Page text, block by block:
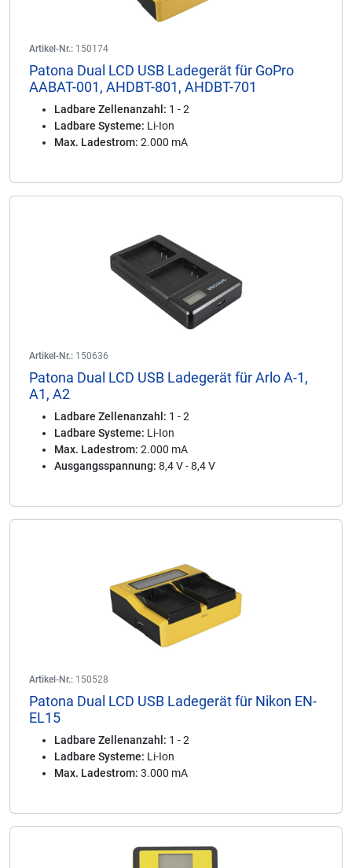
Artikel-Nr.: 150174
Patona Dual LCD USB Ladegerät für GoPro
AABAT-001, AHDBT-801, AHDBT-701
Ladbare Zellenanzahl: 1 - 2
Ladbare Systeme: Li-Ion
Max. Ladestrom: 2.000 mA
Artikel-Nr.: 150636
Patona Dual LCD USB Ladegerät für Arlo A-1,
A1, A2
Ladbare Zellenanzahl: 1 - 2
Ladbare Systeme: Li-Ion
Max. Ladestrom: 2.000 mA
Ausgangsspannung: 8,4 V - 8,4 V
Artikel-Nr.: 150528
Patona Dual LCD USB Ladegerät für Nikon EN-
EL15
Ladbare Zellenanzahl: 1 - 2
Ladbare Systeme: Li-Ion
Max. Ladestrom: 3.000 mA